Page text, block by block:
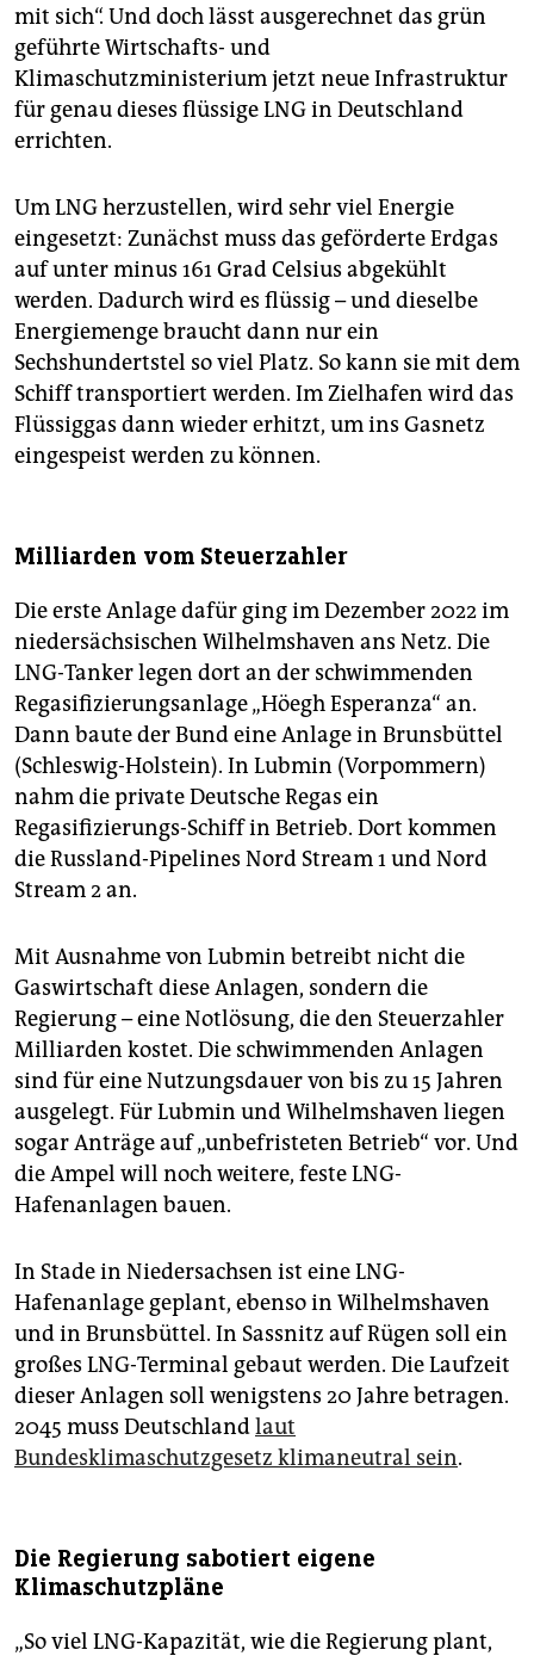
mit sich“. Und doch lässt ausgerechnet das grün
geführte Wirtschafts- und
Klimaschutzministerium jetzt neue Infrastruktur
für genau dieses flüssige LNG in Deutschland
errichten.
Um LNG herzustellen, wird sehr viel Energie
eingesetzt: Zunächst muss das geförderte Erdgas
auf unter minus 161 Grad Celsius abgekühlt
werden. Dadurch wird es flüssig – und dieselbe
Energiemenge braucht dann nur ein
Sechshundertstel so viel Platz. So kann sie mit dem
Schiff transportiert werden. Im Zielhafen wird das
Flüssig­gas dann wieder erhitzt, um ins Gasnetz
eingespeist werden zu können.
Milliarden vom Steuerzahler
Die erste Anlage dafür ging im Dezember 2022 im
niedersächsischen Wilhelmshaven ans Netz. Die
LNG-Tanker legen dort an der schwimmenden
Regasifizierungsanlage „Höegh Esperanza“ an.
Dann baute der Bund eine Anlage in Brunsbüttel
(Schleswig-Holstein). In Lubmin (Vorpommern)
nahm die private Deutsche Regas ein
Regasifizierungs-Schiff in Betrieb. Dort kommen
die Russland-Pipelines Nord Stream 1 und Nord
Stream 2 an.
Mit Ausnahme von Lubmin betreibt nicht die
Gaswirtschaft diese Anlagen, sondern die
Regierung – eine Notlösung, die den Steuerzahler
Milliarden kostet. Die schwimmenden Anlagen
sind für eine Nutzungsdauer von bis zu 15 Jahren
ausgelegt. Für Lubmin und Wilhelmshaven liegen
sogar Anträge auf „unbefristeten Betrieb“ vor. Und
die Ampel will noch weitere, feste LNG-
Hafenanlagen bauen.
In Stade in Niedersachsen ist eine LNG-
Hafenanlage geplant, ebenso in Wilhelmshaven
und in Brunsbüttel. In Sassnitz auf Rügen soll ein
großes LNG-Terminal gebaut werden. Die Laufzeit
dieser Anlagen soll wenigstens 20 Jahre betragen.
2045 muss Deutschlandlaut
Bundesklimaschutzgesetz klimaneutral sein.
Die Regierung sabotiert eigene
Klimaschutzpläne
„So viel LNG-Kapazität, wie die Regierung plant,